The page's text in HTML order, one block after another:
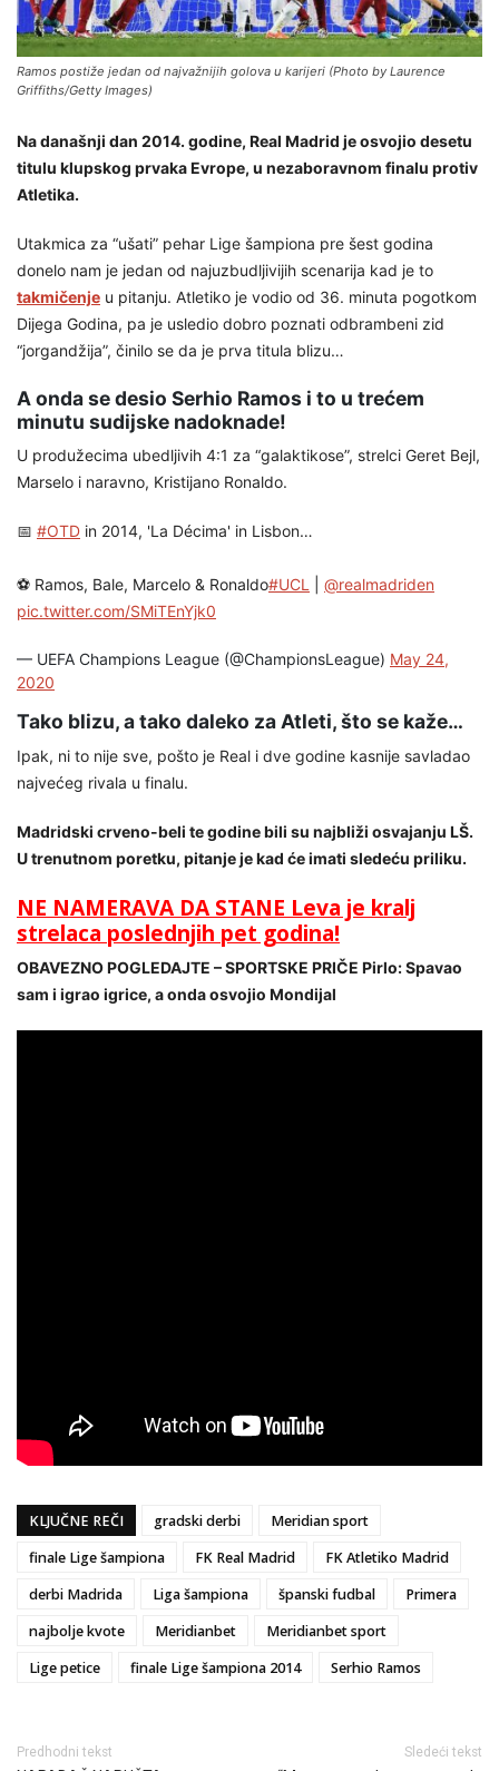
Ramos postiže jedan od najvažnijih golova u karijeri (Photo by Laurence
Griffiths/Getty Images)
Na današnji dan 2014. godine, Real Madrid je osvojio desetu
titulu klupskog prvaka Evrope, u nezaboravnom finalu protiv
Atletika.
Utakmica za “ušati” pehar Lige šampiona pre šest godina
donelo nam je jedan od najuzbudljivijih scenarija kad je to
takmičenje u pitanju. Atletiko je vodio od 36. minuta pogotkom
Dijega Godina, pa je usledio dobro poznati odbrambeni zid
“jorgandžija”, činilo se da je prva titula blizu…
A onda se desio Serhio Ramos i to u trećem
minutu sudijske nadoknade!
U produžecima ubedljivih 4:1 za “galaktikose”, strelci Geret Bejl,
Marselo i naravno, Kristijano Ronaldo.
📅 #OTD in 2014, 'La Décima' in Lisbon…
⚽️ Ramos, Bale, Marcelo & Ronaldo#UCL
@realmadriden
pic.twitter.com/SMiTEnYjk0
— UEFA Champions League (@ChampionsLeague) May 24,
2020
Tako blizu, a tako daleko za Atleti, što se kaže…
Ipak, ni to nije sve, pošto je Real i dve godine kasnije savladao
najvećeg rivala u finalu.
Madridski crveno-beli te godine bili su najbliži osvajanju LŠ.
U trenutnom poretku, pitanje je kad će imati sledeću priliku.
NE NAMERAVA DA STANE Leva je kralj
strelaca poslednjih pet godina!
OBAVEZNO POGLEDAJTE – SPORTSKE PRIČE Pirlo: Spavao
sam i igrao igrice, a onda osvojio Mondijal
KLJUČNE REČI gradski derbi
Meridian sport
finale Lige šampiona
FK Real Madrid
FK Atletiko Madrid
derbi Madrida
Liga šampiona španski fudbal
Primera
najbolje kvote
Meridianbet
Meridianbet sport
Lige petice
finale Lige šampiona 2014 Serhio Ramos
Predhodni tekst Sledeći tekst